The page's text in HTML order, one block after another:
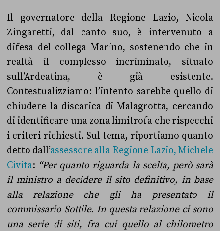
Il governatore della Regione Lazio, Nicola
Zingaretti, dal canto suo, è intervenuto a
difesa del collega Marino, sostenendo che in
realtà il complesso incriminato, situato
sull’Ardeatina, è già esistente.
Contestualizziamo: l’intento sarebbe quello di
chiudere la discarica di Malagrotta, cercando
di identificare una zona limitrofa che rispecchi
i criteri richiesti. Sul tema, riportiamo quanto
detto dall’assessore alla Regione Lazio, Michele
Civita: “Per quanto riguarda la scelta, però sarà
il ministro a decidere il sito definitivo, in base
alla relazione che gli ha presentato il
commissario Sottile. In questa relazione ci sono
una serie di siti, fra cui quello al chilometro